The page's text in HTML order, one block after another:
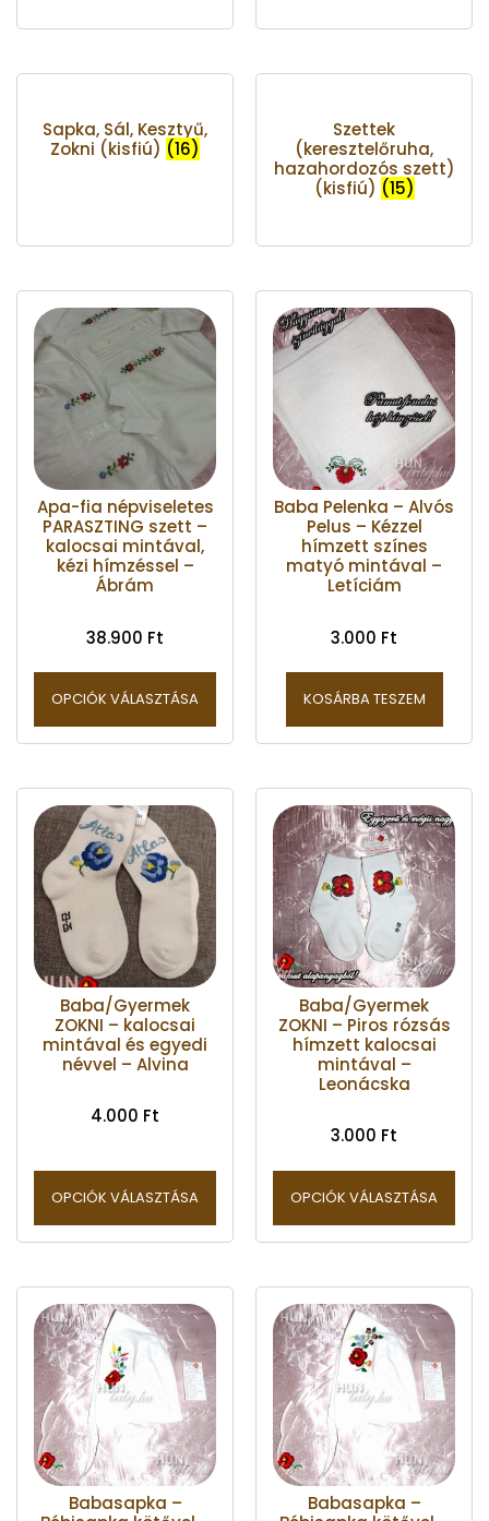
Sapka, Sál, Kesztyű,
Zokni (kisfiú) (16)
Szettek
(keresztelőruha,
hazahordozós szett)
(kisfiú) (15)
Apa-fia népviseletes
PARASZTING szett –
kalocsai mintával,
kézi hímzéssel –
Ábrám
38.900 Ft
OPCIÓK VÁLASZTÁSA
Baba Pelenka – Alvós
Pelus – Kézzel
hímzett színes
matyó mintával –
Letíciám
3.000 Ft
KOSÁRBA TESZEM
Baba/Gyermek
ZOKNI – kalocsai
mintával és egyedi
névvel – Alvina
4.000 Ft
OPCIÓK VÁLASZTÁSA
Baba/Gyermek
ZOKNI – Piros rózsás
hímzett kalocsai
mintával –
Leonácska
3.000 Ft
OPCIÓK VÁLASZTÁSA
Babasapka –
Babasapka –